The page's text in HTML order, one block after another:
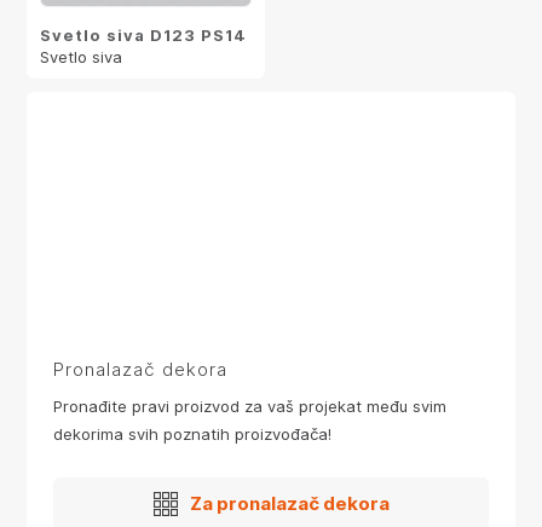
Svetlo siva D123 PS14
Svetlo siva
Pronalazač dekora
Pronađite pravi proizvod za vaš projekat među svim
dekorima svih poznatih proizvođača!
Za pronalazač dekora